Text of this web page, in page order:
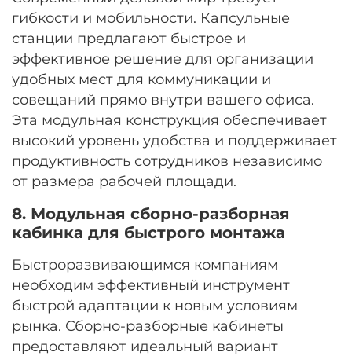
гибкости и мобильности. Капсульные
станции предлагают быстрое и
эффективное решение для организации
удобных мест для коммуникации и
совещаний прямо внутри вашего офиса.
Эта модульная конструкция обеспечивает
высокий уровень удобства и поддерживает
продуктивность сотрудников независимо
от размера рабочей площади.
8. Модульная сборно-разборная
кабинка для быстрого монтажа
Быстроразвивающимся компаниям
необходим эффективный инструмент
быстрой адаптации к новым условиям
рынка. Сборно-разборные кабинеты
предоставляют идеальный вариант